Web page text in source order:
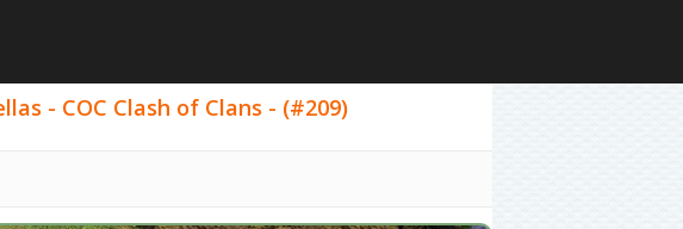
- COC Clash of Clans - (#209)